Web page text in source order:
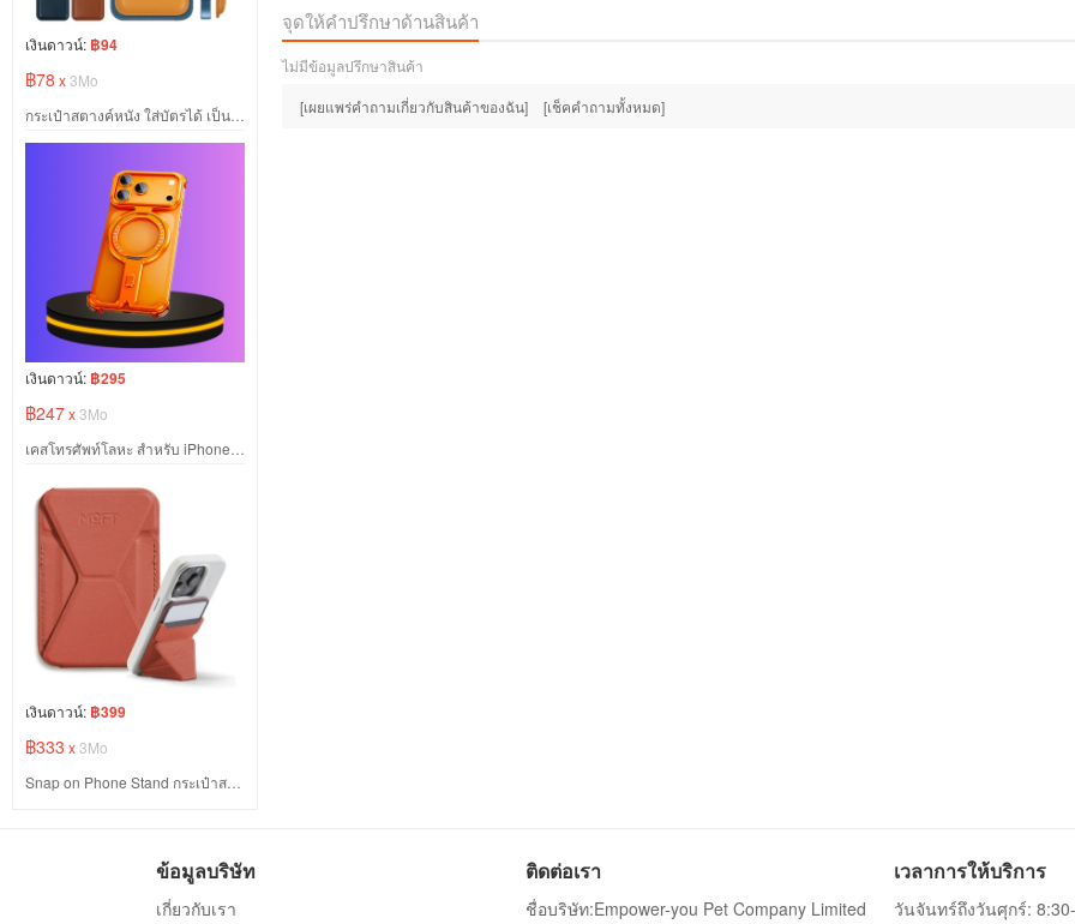
เงินดาวน์: ฿94
฿78 x3Mo
เงินดาวน์: ฿295
฿247x3Mo
เงินดาวน์: ฿399
฿333 x3Mo
จุดให้คำปรึกษาด้านสินค้า
ไม่มีข้อมูลปรึกษาสินค้า
[เผยแพร่คำถามเกี่ยวกับสินค้าของฉัน]
[เช็คคำถามทั้งหมด]
ข้อมูลบริษัท
เกี่ยวกับเรา
ติดต่อเรา
ชื่อบริษัท:Empower-you Pet Company Limited
เวลาการให้บริการ
วันจันทร์ถึงวันศุกร์: